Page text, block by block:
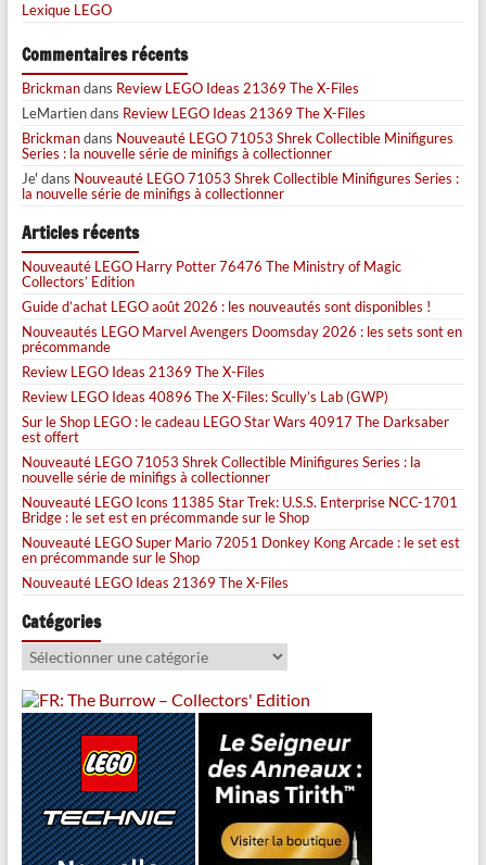
Lexique LEGO
Commentaires récents
Brickmandans Review LEGO Ideas 21369 The X-Files
LeMartiendans Review LEGO Ideas 21369 The X-Files
Brickmandans Nouveauté LEGO 71053 Shrek Collectible Minifigures
Series : la nouvelle série de minifigs à collectionner
Je' dans Nouveauté LEGO 71053 Shrek Collectible Minifigures Series :
la nouvelle série de minifigs à collectionner
Articles récents
Nouveauté LEGO Harry Potter 76476 The Ministry of Magic
Collectors’ Edition
Guide d’achat LEGO août 2026 : les nouveautés sont disponibles !
Nouveautés LEGO Marvel Avengers Doomsday 2026 : les sets sont en
précommande
Review LEGO Ideas 21369 The X-Files
Review LEGO Ideas 40896 The X-Files: Scully’s Lab (GWP)
Sur le Shop LEGO : le cadeau LEGO Star Wars 40917 The Darksaber
est offert
Nouveauté LEGO 71053 Shrek Collectible Minifigures Series : la
nouvelle série de minifigs à collectionner
Nouveauté LEGO Icons 11385 Star Trek: U.S.S. Enterprise NCC-1701
Bridge : le set est en précommande sur le Shop
Nouveauté LEGO Super Mario 72051 Donkey Kong Arcade : le set est
en précommande sur le Shop
Nouveauté LEGO Ideas 21369 The X-Files
Catégories
Catégories